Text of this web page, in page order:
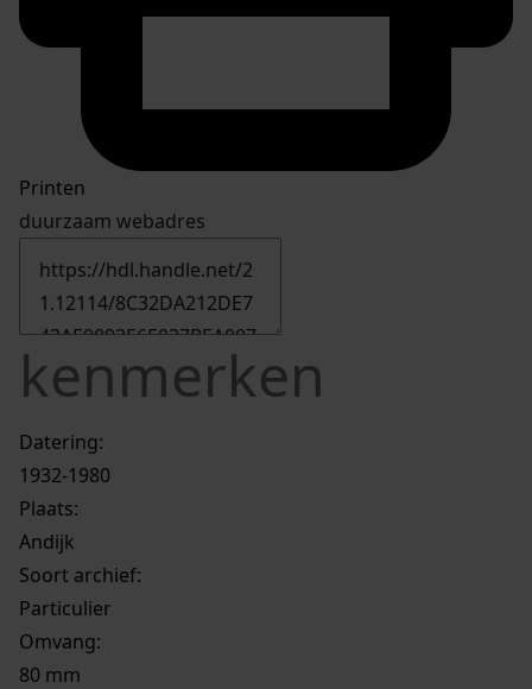
Printen
duurzaam webadres
kenmerken
Datering:
1932-1980
Plaats:
Andijk
Soort archief:
Particulier
Omvang:
80 mm